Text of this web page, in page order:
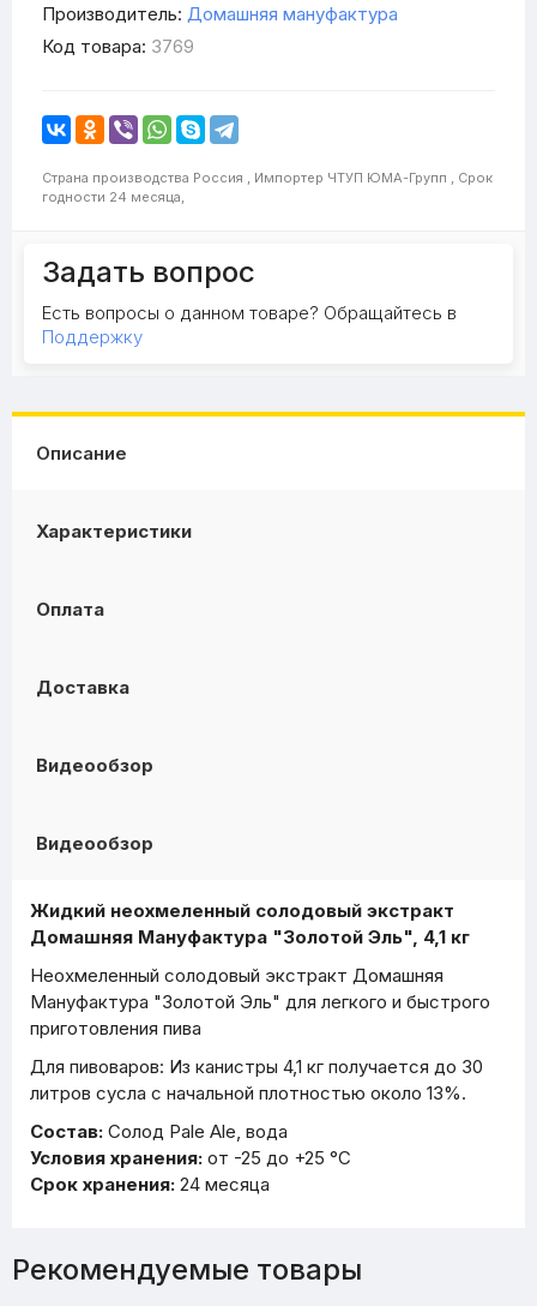
Производитель: Домашняя мануфактура
Код товара: 3769
Страна производства Россия , Импортер ЧТУП ЮМА-Групп , Срок
годности 24 месяца,
Задать вопрос
Есть вопросы о данном товаре? Обращайтесь в
Поддержку
Описание
Характеристики
Оплата
Доставка
Видеообзор
Видеообзор
Жидкий неохмеленный солодовый экстракт
Домашняя Мануфактура "Золотой Эль", 4,1 кг
Неохмеленный солодовый экстракт Домашняя
Мануфактура "Золотой Эль" для легкого и быстрого
приготовления пива
Для пивоваров: Из канистры 4,1 кг получается до 30
литров сусла с начальной плотностью около 13%.
Состав: Солод Pale Ale, вода
Условия хранения: от -25 до +25 °С
Срок хранения: 24 месяца
Рекомендуемые товары